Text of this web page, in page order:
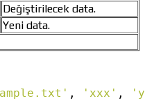
Değiştirilecek data.
Yeni data.
, 'xxx' ,